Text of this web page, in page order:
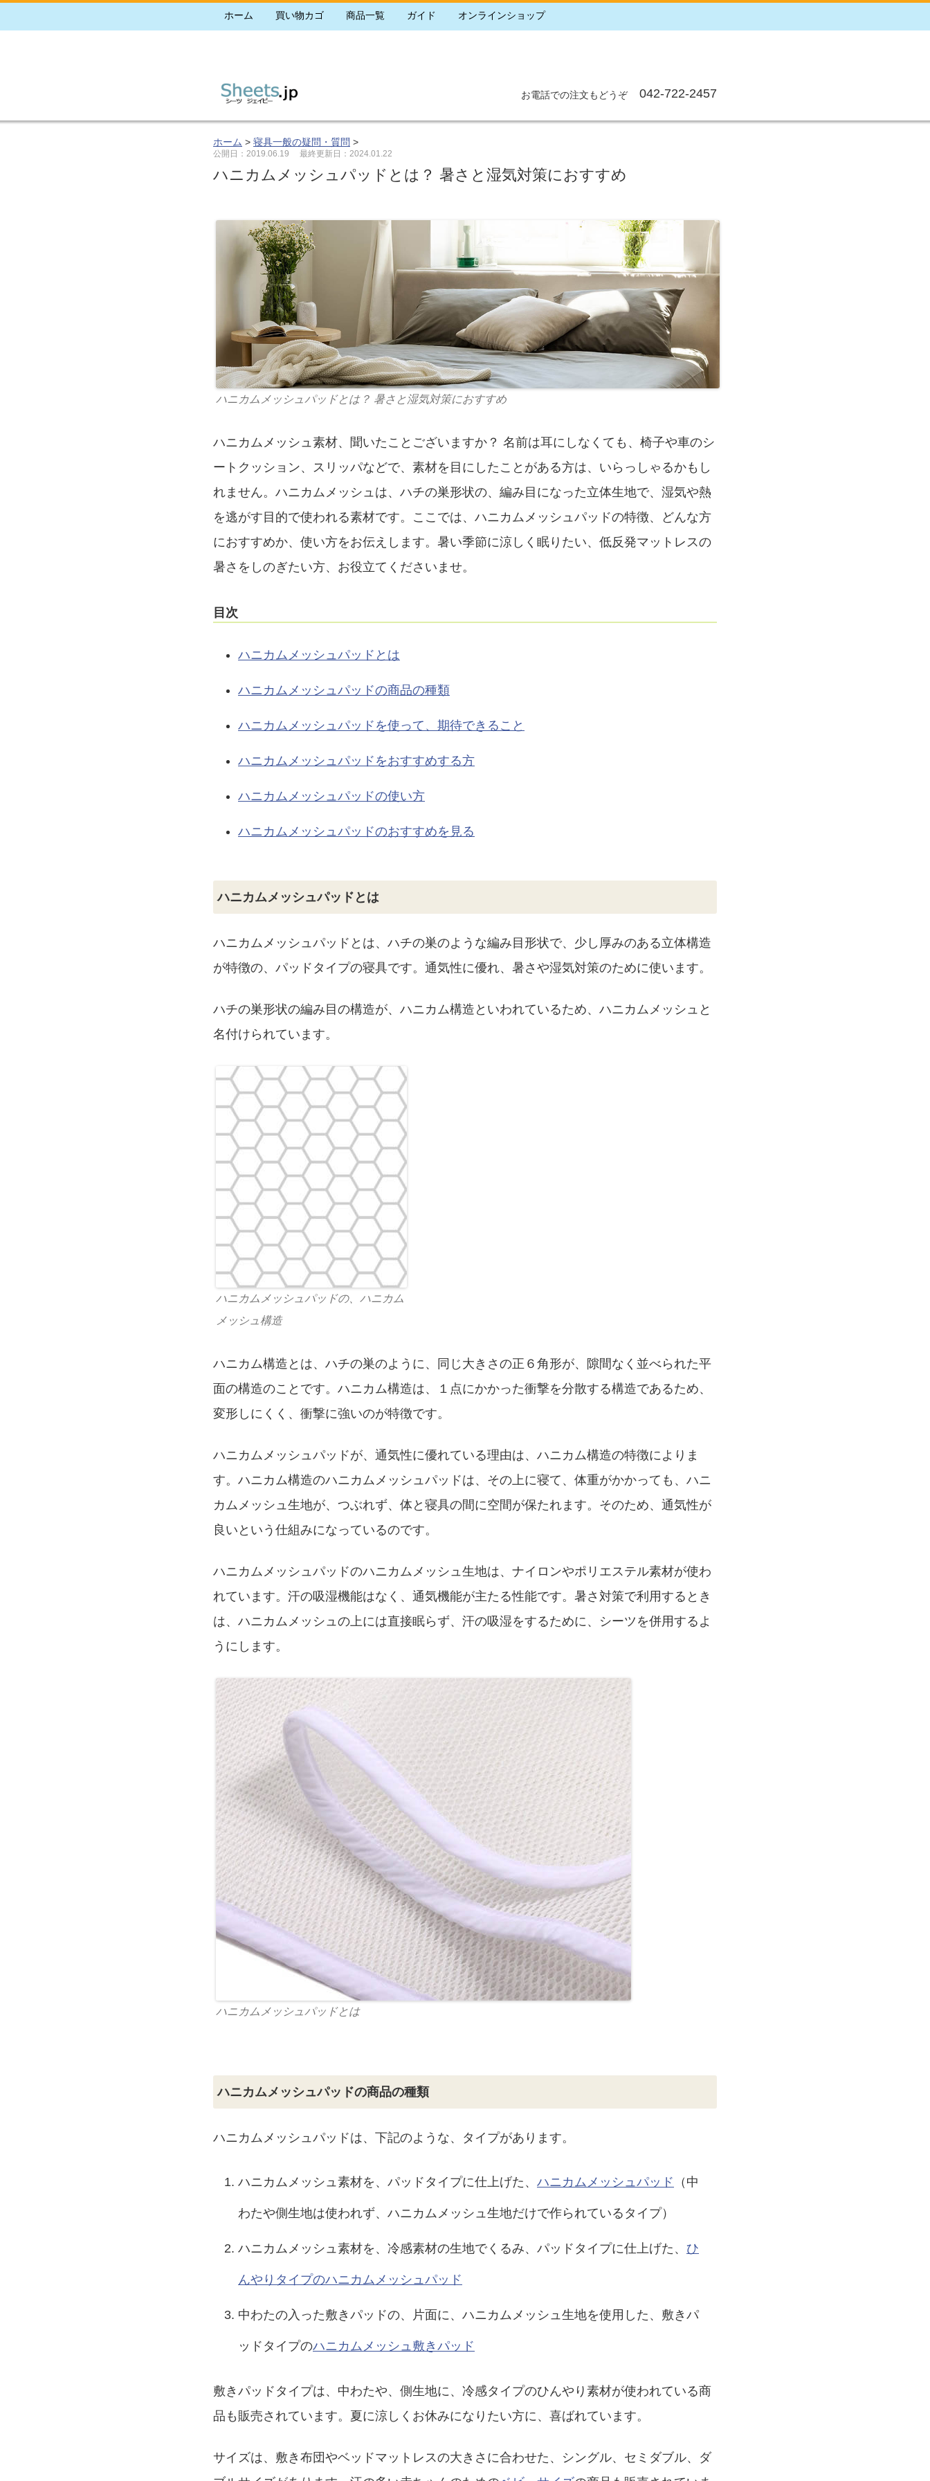
ホーム 買い物カゴ 商品一覧 ガイド オンラインショップ
お電話での注文もどうぞ 042-722-2457
ホーム > 寝具一般の疑問・質問 >
公開日：2019.06.19 最終更新日：2024.01.22
ハニカムメッシュパッドとは？ 暑さと湿気対策におすすめ
ハニカムメッシュパッドとは？ 暑さと湿気対策におすすめ
ハニカムメッシュ素材、聞いたことございますか？ 名前は耳にしなくても、椅子や車のシ
ートクッション、スリッパなどで、素材を目にしたことがある方は、いらっしゃるかもし
れません。ハニカムメッシュは、ハチの巣形状の、編み目になった立体生地で、湿気や熱
を逃がす目的で使われる素材です。ここでは、ハニカムメッシュパッドの特徴、どんな方
におすすめか、使い方をお伝えします。暑い季節に涼しく眠りたい、低反発マットレスの
暑さをしのぎたい方、お役立てくださいませ。
目次
ハニカムメッシュパッドとは
ハニカムメッシュパッドの商品の種類
ハニカムメッシュパッドを使って、期待できること
ハニカムメッシュパッドをおすすめする方
ハニカムメッシュパッドの使い方
ハニカムメッシュパッドのおすすめを見る
ハニカムメッシュパッドとは
ハニカムメッシュパッドとは、ハチの巣のような編み目形状で、少し厚みのある立体構造
が特徴の、パッドタイプの寝具です。通気性に優れ、暑さや湿気対策のために使います。
ハチの巣形状の編み目の構造が、ハニカム構造といわれているため、ハニカムメッシュと
名付けられています。
ハニカムメッシュパッドの、ハニカム
メッシュ構造
ハニカム構造とは、ハチの巣のように、同じ大きさの正６角形が、隙間なく並べられた平
面の構造のことです。ハニカム構造は、１点にかかった衝撃を分散する構造であるため、
変形しにくく、衝撃に強いのが特徴です。
ハニカムメッシュパッドが、通気性に優れている理由は、ハニカム構造の特徴によりま
す。ハニカム構造のハニカムメッシュパッドは、その上に寝て、体重がかかっても、ハニ
カムメッシュ生地が、つぶれず、体と寝具の間に空間が保たれます。そのため、通気性が
良いという仕組みになっているのです。
ハニカムメッシュパッドのハニカムメッシュ生地は、ナイロンやポリエステル素材が使わ
れています。汗の吸湿機能はなく、通気機能が主たる性能です。暑さ対策で利用するとき
は、ハニカムメッシュの上には直接眠らず、汗の吸湿をするために、シーツを併用するよ
うにします。
ハニカムメッシュパッドとは
ハニカムメッシュパッドの商品の種類
ハニカムメッシュパッドは、下記のような、タイプがあります。
ハニカムメッシュ素材を、パッドタイプに仕上げた、 ハニカムメッシュパッド （中
わたや側生地は使われず、ハニカムメッシュ生地だけで作られているタイプ）
ハニカムメッシュ素材を、冷感素材の生地でくるみ、パッドタイプに仕上げた、 ひ
んやりタイプのハニカムメッシュパッド
中わたの入った敷きパッドの、片面に、ハニカムメッシュ生地を使用した、敷きパ
ッドタイプのハニカムメッシュ敷きパッド
敷きパッドタイプは、中わたや、側生地に、冷感タイプのひんやり素材が使われている商
品も販売されています。夏に涼しくお休みになりたい方に、喜ばれています。
サイズは、敷き布団やベッドマットレスの大きさに合わせた、シングル、セミダブル、ダ